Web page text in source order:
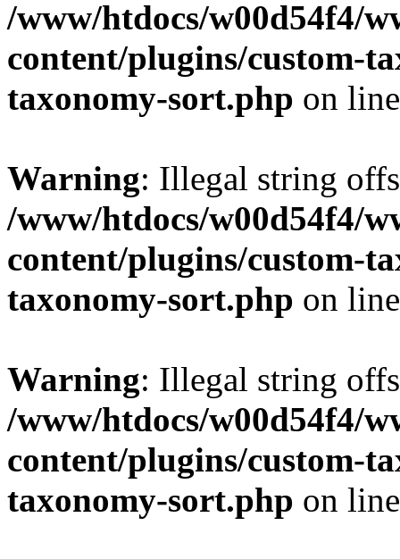
/www/htdocs/w00d54f4/
content/plugins/custom-
taxonomy-sort.php on
Warning: Illegal string
/www/htdocs/w00d54f4/
content/plugins/custom-
taxonomy-sort.php on
Warning: Illegal string
/www/htdocs/w00d54f4/
content/plugins/custom-
taxonomy-sort.php on